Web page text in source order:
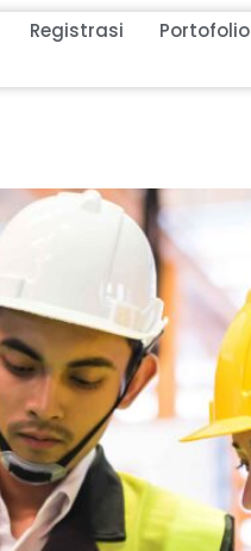
Registrasi Portofolio